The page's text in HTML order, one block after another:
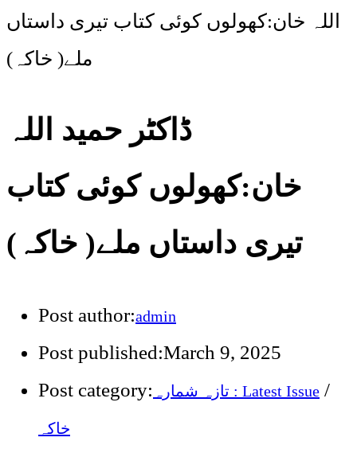
ڈاکٹر حمید اللہ
خان:کھولوں کوئی کتاب
تیری داستاں ملے( خاکہ)
Post author:admin
Post published:March 9, 2025
Post category:
تازہ شمارہ : Latest Issue /
خاکہ